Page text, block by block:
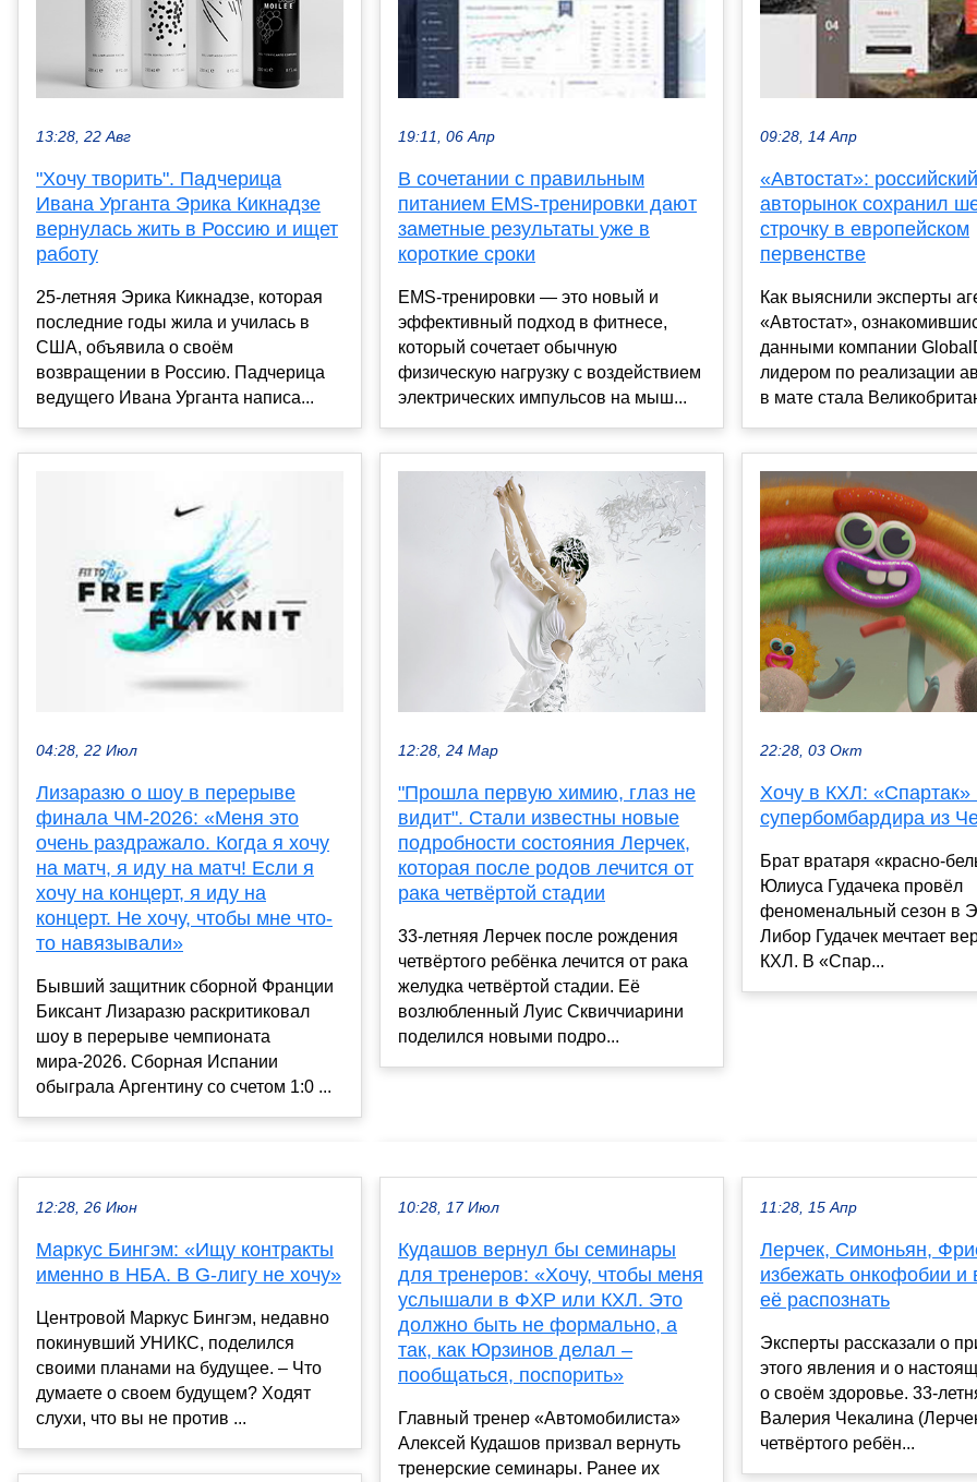
13:28, 22 Авг
"Хочу творить". Падчерица
Ивана Урганта Эрика Кикнадзе
вернулась жить в Россию и ищет
работу
25-летняя Эрика Кикнадзе, которая
последние годы жила и училась в
США, объявила о своём
возвращении в Россию. Падчерица
ведущего Ивана Урганта написа...
04:28, 22 Июл
Лизаразю о шоу в перерыве
финала ЧМ-2026: «Меня это
очень раздражало. Когда я хочу
на матч, я иду на матч! Если я
хочу на концерт, я иду на
концерт. Не хочу, чтобы мне что-
то навязывали»
Бывший защитник сборной Франции
Биксант Лизаразю раскритиковал
шоу в перерыве чемпионата
мира-2026. Сборная Испании
обыграла Аргентину со счетом 1:0 ...
19:11, 06 Апр
В сочетании с правильным
питанием EMS-тренировки дают
заметные результаты уже в
короткие сроки
EMS-тренировки — это новый и
эффективный подход в фитнесе,
который сочетает обычную
физическую нагрузку с воздействием
электрических импульсов на мыш...
12:28, 24 Мар
"Прошла первую химию, глаз не
видит". Стали известны новые
подробности состояния Лерчек,
которая после родов лечится от
рака четвёртой стадии
33-летняя Лерчек после рождения
четвёртого ребёнка лечится от рака
желудка четвёртой стадии. Её
возлюбленный Луис Сквиччиарини
поделился новыми подро...
09:28, 14 Апр
«Автостат»: российский
авторынок сохранил
строчку в европейском
первенстве
Как выяснили эксперты
«Автостат»,
данными компании
лидером по реализации
в мате стала
22:28, 03 Окт
Хочу в КХЛ: «Спартак»
супербомбардира из
Брат вратаря «красно-
Юлиуса Гудачека провёл
феноменальный сезон в
Либор Гудачек мечтает
КХЛ. В «Спар...
12:28, 26 Июн
Маркус Бингэм: «Ищу контракты
именно в НБА. В G-лигу не хочу»
Центровой Маркус Бингэм, недавно
покинувший УНИКС, поделился
своими планами на будущее. – Что
думаете о своем будущем? Ходят
слухи, что вы не против ...
10:28, 17 Июл
Кудашов вернул бы семинары
для тренеров: «Хочу, чтобы меня
услышали в ФХР или КХЛ. Это
должно быть не формально, а
так, как Юрзинов делал –
пообщаться, поспорить»
Главный тренер «Автомобилиста»
Алексей Кудашов призвал вернуть
тренерские семинары. Ранее их
11:28, 15 Апр
Лерчек, Симоньян,
избежать онкофобии и
её распознать
Эксперты рассказали о
этого явления и о
о своём здоровье. 33-
Валерия Чекалина
четвёртого ребён...